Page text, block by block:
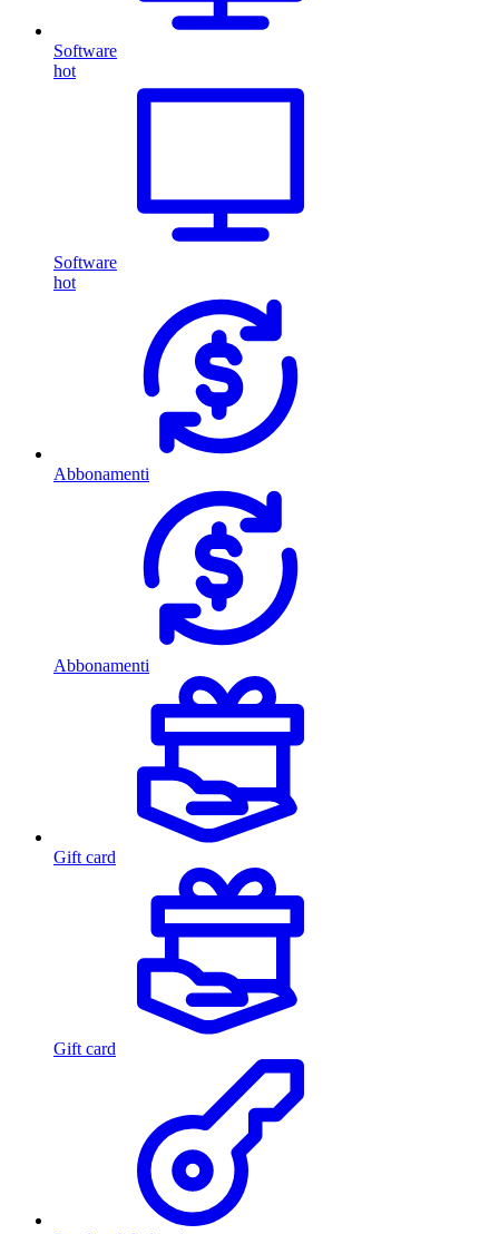
Software
hot
Software
hot
Abbonamenti
Abbonamenti
Gift card
Gift card